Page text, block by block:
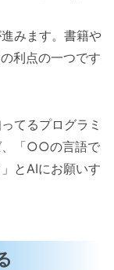
みます。書籍や
利点の一つです
てるプログラミ
、「○○の言語で
とAIにお願いす